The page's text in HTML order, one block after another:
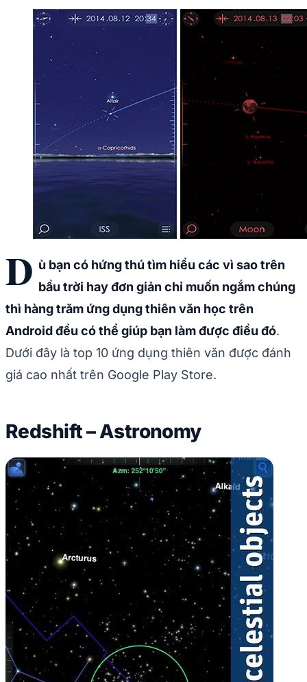
D ù bạn có hứng thú tìm hiểu các vì sao trên
bầu trời hay đơn giản chỉ muốn ngắm chúng
thì hàng trăm ứng dụng thiên văn học trên
Android đều có thể giúp bạn làm được điều đó.
Dưới đây là top 10 ứng dụng thiên văn được đánh
giá cao nhất trên Google Play Store.
Redshift – Astronomy